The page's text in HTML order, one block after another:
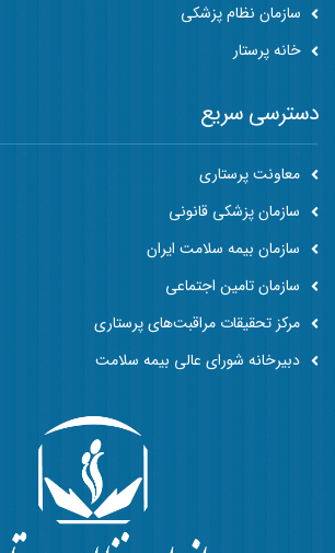
سازمان نظام پزشکی
خانه پرستار
دسترسی سریع
معاونت پرستاری
سازمان پزشکی قانونی
سازمان بیمه سلامت ایران
سازمان تامین اجتماعی
مرکز تحقیقات مراقبت‌های پرستاری
دبیرخانه شورای عالی بیمه سلامت